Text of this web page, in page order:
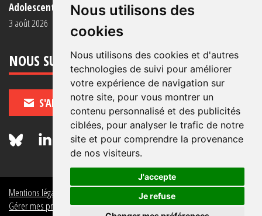
Nous utilisons des
cookies
Nous utilisons des cookies et d'autres
technologies de suivi pour améliorer
votre expérience de navigation sur
notre site, pour vous montrer un
contenu personnalisé et des publicités
ciblées, pour analyser le trafic de notre
site et pour comprendre la provenance
de nos visiteurs.
J'accepte
Je refuse
Adolescent·es incarcéré·es : une faillite collective
3 août 2026
NOUS SUIVRE
S'ABONNER
Mentions légales
Politique de données personnelles
Gérer mes préférences de données personnelles